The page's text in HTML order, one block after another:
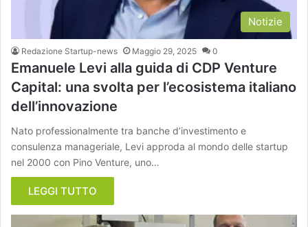
Notizie
Redazione Startup-news Maggio 29, 2025 0
Emanuele Levi alla guida di CDP Venture
Capital: una svolta per l’ecosistema italiano
dell’innovazione
Nato professionalmente tra banche d’investimento e
consulenza manageriale, Levi approda al mondo delle startup
nel 2000 con Pino Venture, uno…
LEGGI TUTTO